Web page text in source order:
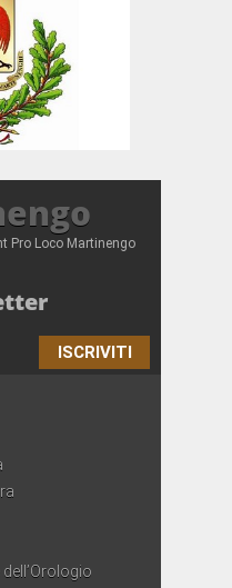
Pro Loco Martinengo
ISCRIVITI